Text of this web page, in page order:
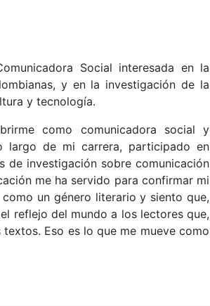
Social interesada en la
y en la investigación de la
y tecnología.
como comunicadora social y
largo de mi carrera, participado en
de investigación sobre comunicación
me ha servido para confirmar mi
un género literario y siento que,
reflejo del mundo a los lectores que,
Eso es lo que me mueve como